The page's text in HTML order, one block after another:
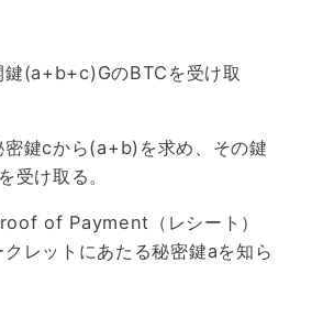
(a+b+c)GのBTCを受け取
鍵cから(a+b)を求め、その鍵
受け取る。
of Payment（レシート）
レットにあたる秘密鍵aを知ら